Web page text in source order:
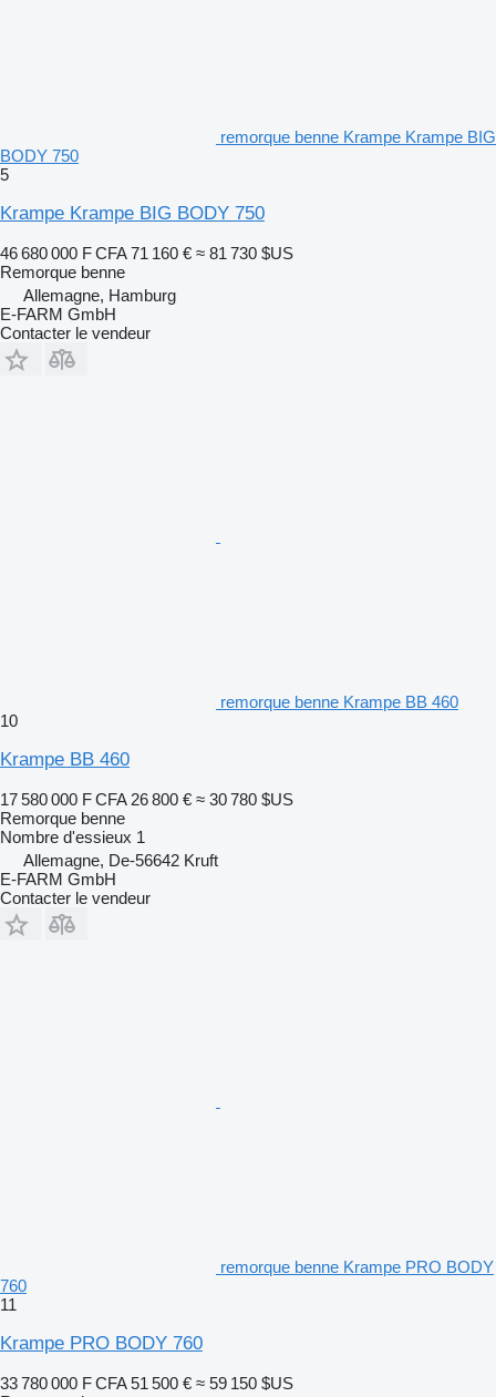
remorque benne Krampe Krampe BIG
BODY 750
5
Krampe Krampe BIG BODY 750
46 680 000 F CFA 71 160 € ≈ 81 730 $US
Remorque benne
Allemagne, Hamburg
E-FARM GmbH
Contacter le vendeur
remorque benne Krampe BB 460
10
Krampe BB 460
17 580 000 F CFA 26 800 € ≈ 30 780 $US
Remorque benne
Nombre d'essieux 1
Allemagne, De-56642 Kruft
E-FARM GmbH
Contacter le vendeur
remorque benne Krampe PRO BODY
760
11
Krampe PRO BODY 760
33 780 000 F CFA 51 500 € ≈ 59 150 $US